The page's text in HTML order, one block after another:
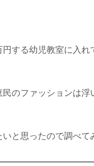
する幼児教室に入れ
のファッションは浮
と思ったので調べて